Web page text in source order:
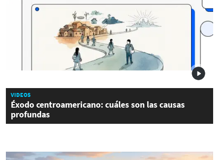
VIDEOS
Éxodo centroamericano: cuáles son las causas
profundas